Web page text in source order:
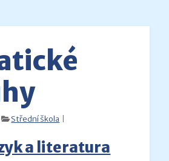
Střední škola
a literatura